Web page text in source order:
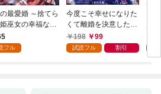
最愛婚 ～捨てら
巫女の幸福な嫁
: 1
フル
今度こそ幸せになりた
くて離婚を決意したと
ころ、無表情な旦那様
が「愛してる」と言っ
198 99
試読フル 割引